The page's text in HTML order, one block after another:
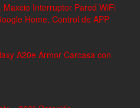
Interruptor Pared WiFi
Home, Control de APP
A20e Armor Carcasa con